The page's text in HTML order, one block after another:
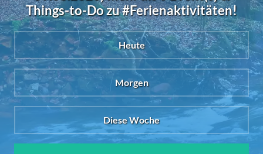
Things-to-Do zu #Ferienaktivitäten!
Heute
Morgen
Diese Woche